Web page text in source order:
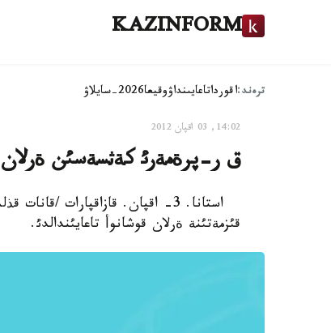
KAZINFORM
ترەند:اقورداتاعايىنداۋوقيعا2026-سايلاۋ
14:02, 03 اقپان 2012
ق ر-پرةمةرئ كةثسةسئن ةرلان
استانا. 3- اقپان. قازاقپارات /
قئزمةتئنة ةرلان قوشانوأ تاعايئندالدئ.